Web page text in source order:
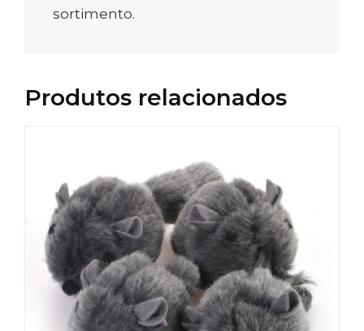
sortimento.
Produtos relacionados